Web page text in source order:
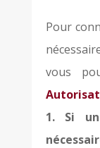
Pour
vous
1. Si